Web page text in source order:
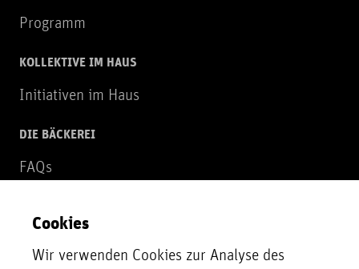
Programm
KOLLEKTIVE IM HAUS
Initiativen im Haus
DIE BÄCKEREI
FAQs
NEWSLETTER
Zur Newsletter Anmeldung
Cookies
Wir verwenden Cookies zur Analyse des